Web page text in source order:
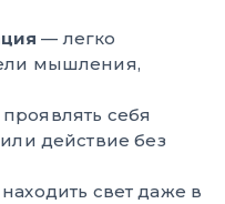
— легко
мышления,
себя
действие без
свет даже в